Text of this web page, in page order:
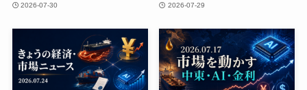
2026-07-30 2026-07-29